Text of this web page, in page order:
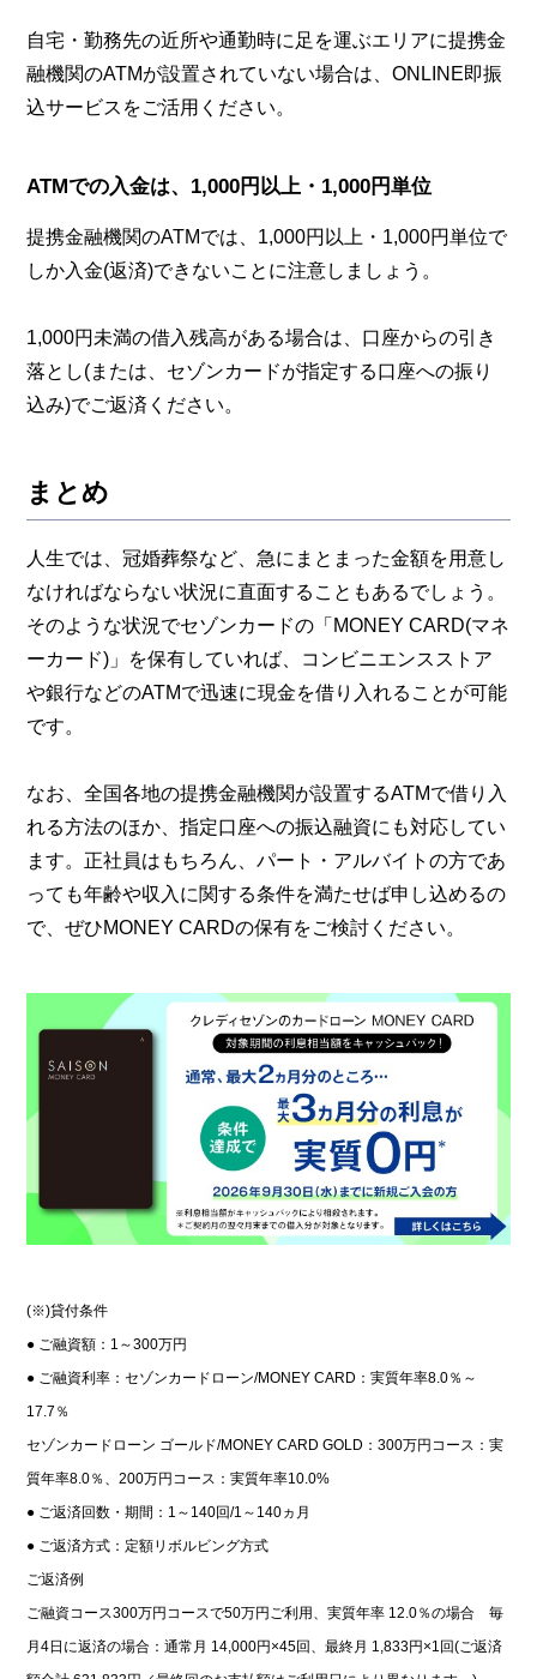
自宅・勤務先の近所や通勤時に足を運ぶエリアに提携金
融機関のATMが設置されていない場合は、ONLINE即振
込サービスをご活用ください。
ATMでの入金は、1,000円以上・1,000円単位
提携金融機関のATMでは、1,000円以上・1,000円単位で
しか入金(返済)できないことに注意しましょう。
1,000円未満の借入残高がある場合は、口座からの引き
落とし(または、セゾンカードが指定する口座への振り
込み)でご返済ください。
まとめ
人生では、冠婚葬祭など、急にまとまった金額を用意し
なければならない状況に直面することもあるでしょう。
そのような状況でセゾンカードの「MONEY CARD(マネ
ーカード)」を保有していれば、コンビニエンスストア
や銀行などのATMで迅速に現金を借り入れることが可能
です。
なお、全国各地の提携金融機関が設置するATMで借り入
れる方法のほか、指定口座への振込融資にも対応してい
ます。正社員はもちろん、パート・アルバイトの方であ
っても年齢や収入に関する条件を満たせば申し込めるの
で、ぜひMONEY CARDの保有をご検討ください。
(※)貸付条件
● ご融資額：1～300万円
● ご融資利率：セゾンカードローン/MONEY CARD：実質年率8.0％～
17.7％
セゾンカードローン ゴールド/MONEY CARD GOLD：300万円コース：実
質年率8.0％、200万円コース：実質年率10.0%
● ご返済回数・期間：1～140回/1～140ヵ月
● ご返済方式：定額リボルビング方式
ご返済例
ご融資コース300万円コースで50万円ご利用、実質年率 12.0％の場合 毎
月4日に返済の場合：通常月 14,000円×45回、最終月 1,833円×1回(ご返済